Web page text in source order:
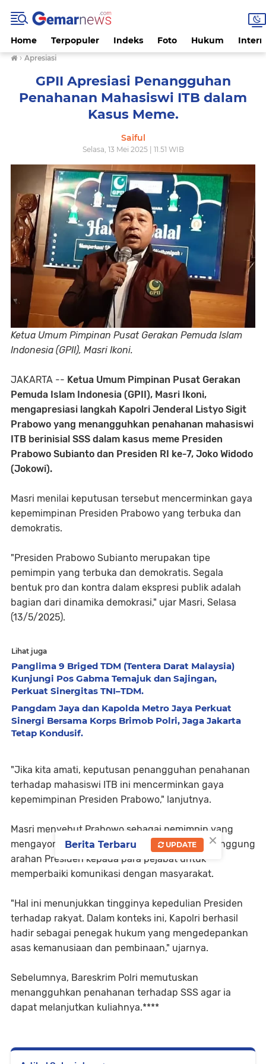
Home Terpopuler Indeks Foto Hukum
›Apresiasi
GPII Apresiasi Penangguhan
Penahanan Mahasiswi ITB dalam
Kasus Meme.
Saiful
Selasa, 13 Mei 2025 | 11.51 WIB
Ketua Umum Pimpinan Pusat Gerakan Pemuda Islam
Indonesia (GPII), Masri Ikoni.
JAKARTA -- Ketua Umum Pimpinan Pusat Gerakan
Pemuda Islam Indonesia (GPII), Masri Ikoni,
mengapresiasi langkah Kapolri Jenderal Listyo Sigit
Prabowo yang menangguhkan penahanan mahasiswi
ITB berinisial SSS dalam kasus meme Presiden
Prabowo Subianto dan Presiden RI ke-7, Joko Widodo
(Jokowi).
Masri menilai keputusan tersebut mencerminkan gaya
kepemimpinan Presiden Prabowo yang terbuka dan
demokratis.
"Presiden Prabowo Subianto merupakan tipe
pemimpin yang terbuka dan demokratis. Segala
bentuk pro dan kontra dalam ekspresi publik adalah
bagian dari dinamika demokrasi," ujar Masri, Selasa
(13/5/2025).
Lihat juga
Panglima 9 Briged TDM (Tentera Darat Malaysia)
Kunjungi Pos Gabma Temajuk dan Sajingan,
Perkuat Sinergitas TNI–TDM.
Pangdam Jaya dan Kapolda Metro Jaya Perkuat
Sinergi Bersama Korps Brimob Polri, Jaga Jakarta
Tetap Kondusif.
"Jika kita amati, keputusan penangguhan penahanan
terhadap mahasiswi ITB ini mencerminkan gaya
kepemimpinan Presiden Prabowo," lanjutnya.
Masri menyebut Prabowo sebagai pemimpin yang
mengayomi dan melayani rakyat. Ia juga menyinggung
arahan Presiden kepada para pejabat untuk
memperbaiki komunikasi dengan masyarakat.
"Hal ini menunjukkan tingginya kepedulian Presiden
terhadap rakyat. Dalam konteks ini, Kapolri berhasil
hadir sebagai penegak hukum yang mengedepankan
asas kemanusiaan dan pembinaan," ujarnya.
Sebelumnya, Bareskrim Polri memutuskan
menangguhkan penahanan terhadap SSS agar ia
dapat melanjutkan kuliahnya.****
×
Berita Terbaru UPDATE